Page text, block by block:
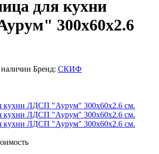
для кухни
300x60x2.6
Бренд: СКИФ